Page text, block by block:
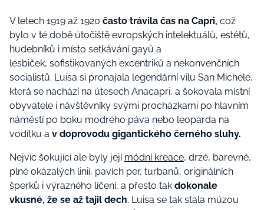
V letech 1919 až 1920 často trávila čas na Capri, což
bylo v té době útočiště evropských intelektuálů, estétů,
hudebníků i místo setkávání gayů a
lesbiček, sofistikovaných excentriků a nekonvenčních
socialistů. Luisa si pronajala legendární vilu San Michele,
která se nachází na útesech Anacapri, a šokovala místní
obyvatele i návštěvníky svými procházkami po hlavním
náměstí po boku modrého páva nebo leoparda na
vodítku a v doprovodu gigantického černého sluhy.
Nejvíc šokující ale byly její módní kreace, drzé, barevné,
plné okázalých linií, pavích per, turbanů, originálních
šperků i výrazného líčení, a přesto tak dokonale
vkusné, že se až tajil dech. Luisa se tak stala múzou